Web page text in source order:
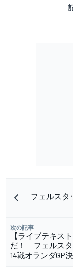
フェルスタ
次の記事
【ライブテキス
だ！ フェルスタ
14戦オランダGP